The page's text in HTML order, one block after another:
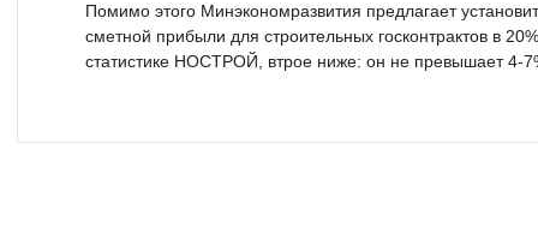
Помимо этого Минэкономразвития предлагает
сметной прибыли для строительных госконтрактов в
статистике НОСТРОЙ, втрое ниже: он не превышает 4-